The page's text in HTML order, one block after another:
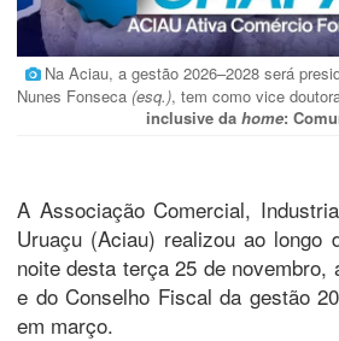
Na Aciau, a gestão 2026–2028 será
Nunes Fonseca (esq.), tem como vice
inclusive da home:
A Associação Comercial,
Uruaçu (Aciau) realizou ao longo
noite desta terça 25 de novembro,
e do Conselho Fiscal da gestão
em março.